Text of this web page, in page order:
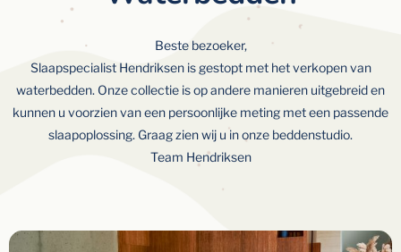
Beste bezoeker,
Slaapspecialist Hendriksen is gestopt met het verkopen van
waterbedden. Onze collectie is op andere manieren uitgebreid en
kunnen u voorzien van een persoonlijke meting met een passende
slaapoplossing. Graag zien wij u in onze beddenstudio.
Team Hendriksen